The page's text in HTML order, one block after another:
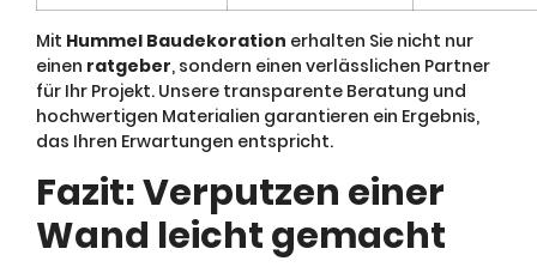
Mit Hummel Baudekoration erhalten Sie nicht nur
einen ratgeber, sondern einen verlässlichen Partner
für Ihr Projekt. Unsere transparente Beratung und
hochwertigen Materialien garantieren ein Ergebnis,
das Ihren Erwartungen entspricht.
Fazit: Verputzen einer
Wand leicht gemacht